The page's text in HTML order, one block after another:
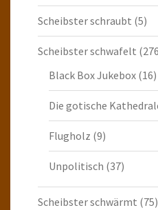
Scheibster schraubt (5)
Scheibster schwafelt
Black Box Jukebox (16)
Die gotische
Flugholz (9)
Unpolitisch (37)
Scheibster schwärmt (75)